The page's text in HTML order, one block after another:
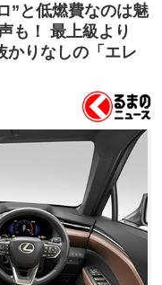
”と低燃費なのは魅
も！ 最上級より
かりなしの「エレ